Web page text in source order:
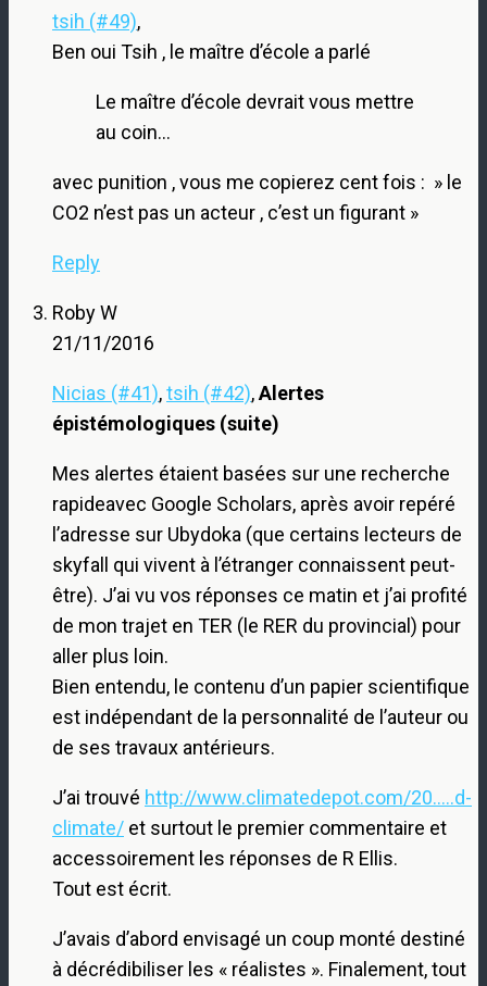
tsih (#49),
Ben oui Tsih , le maître d’école a parlé
Le maître d’école devrait vous mettre
au coin…
avec punition , vous me copierez cent fois : » le
CO2 n’est pas un acteur , c’est un figurant »
Reply
Roby W
21/11/2016
Nicias (#41),tsih (#42),Alertes
épistémologiques (suite)
Mes alertes étaient basées sur une recherche
rapideavec Google Scholars, après avoir repéré
l’adresse sur Ubydoka (que certains lecteurs de
skyfall qui vivent à l’étranger connaissent peut-
être). J’ai vu vos réponses ce matin et j’ai profité
de mon trajet en TER (le RER du provincial) pour
aller plus loin.
Bien entendu, le contenu d’un papier scientifique
est indépendant de la personnalité de l’auteur ou
de ses travaux antérieurs.
J’ai trouvé http://www.climatedepot.com/20.....d-
climate/ et surtout le premier commentaire et
accessoirement les réponses de R Ellis.
Tout est écrit.
J’avais d’abord envisagé un coup monté destiné
à décrédibiliser les « réalistes ». Finalement, tout